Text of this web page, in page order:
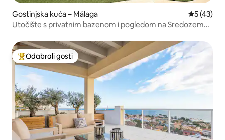
Gostinjska kuća – Málaga Prosječna
5 (43)
Utočište s privatnim bazenom i pogledom na Sredozemno
Među najviše rangiranima s oznakom „Odabrali gosti”
Odabrali gosti